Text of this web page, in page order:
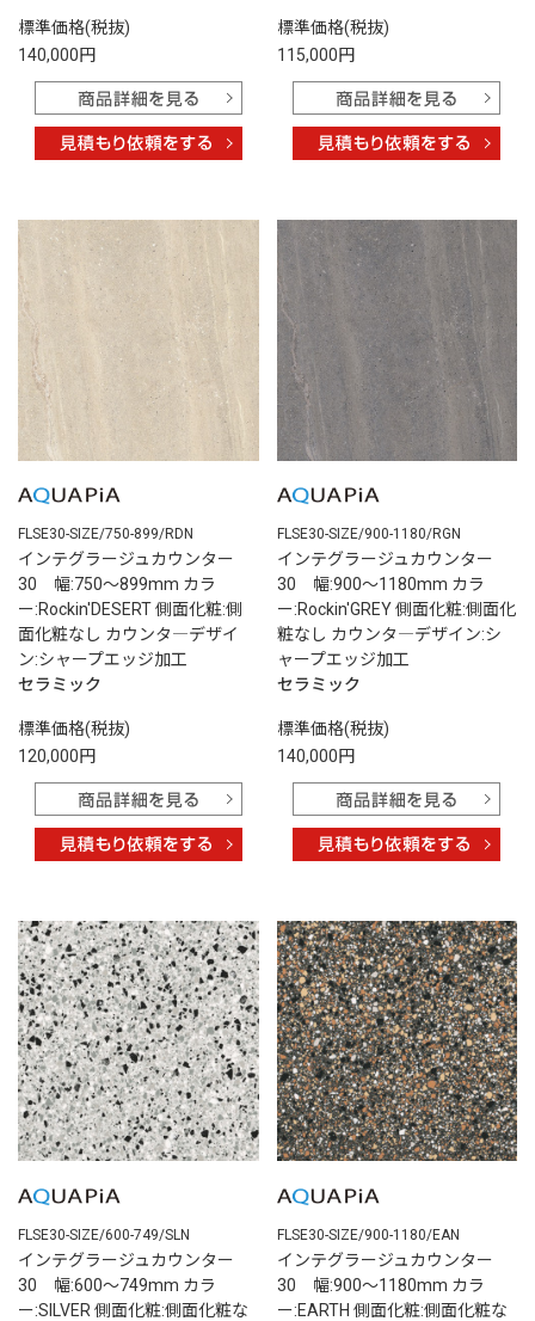
標準価格(税抜)
140,000円
標準価格(税抜)
115,000円
FLSE30-SIZE/750-899/RDN
インテグラージュカウンター
30 幅:750～899mm カラ
ー:Rockin'DESERT 側面化粧:側
面化粧なし カウンタ―デザイ
ン:シャープエッジ加工
セラミック
標準価格(税抜)
120,000円
FLSE30-SIZE/900-1180/RGN
インテグラージュカウンター
30 幅:900～1180mm カラ
ー:Rockin'GREY 側面化粧:側面化
粧なし カウンタ―デザイン:シ
ャープエッジ加工
セラミック
標準価格(税抜)
140,000円
FLSE30-SIZE/600-749/SLN
インテグラージュカウンター
30 幅:600～749mm カラ
ー:SILVER 側面化粧:側面化粧な
FLSE30-SIZE/900-1180/EAN
インテグラージュカウンター
30 幅:900～1180mm カラ
ー:EARTH 側面化粧:側面化粧な